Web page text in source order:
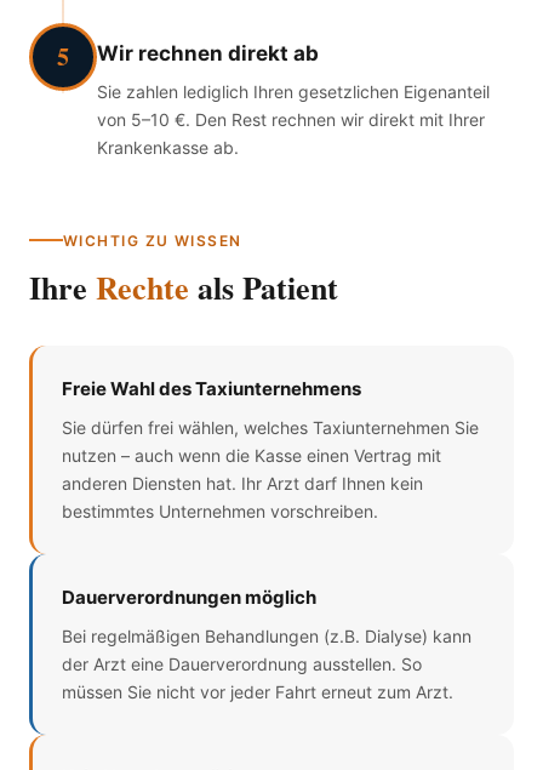
5 Wir rechnen direkt ab
Sie zahlen lediglich Ihren gesetzlichen Eigenanteil
von 5–10 €. Den Rest rechnen wir direkt mit Ihrer
Krankenkasse ab.
WICHTIG ZU WISSEN
Ihre Rechte als Patient
Freie Wahl des Taxiunternehmens
Sie dürfen frei wählen, welches Taxiunternehmen Sie
nutzen – auch wenn die Kasse einen Vertrag mit
anderen Diensten hat. Ihr Arzt darf Ihnen kein
bestimmtes Unternehmen vorschreiben.
Dauerverordnungen möglich
Bei regelmäßigen Behandlungen (z.B. Dialyse) kann
der Arzt eine Dauerverordnung ausstellen. So
müssen Sie nicht vor jeder Fahrt erneut zum Arzt.